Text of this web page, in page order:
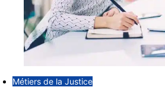
Métiers de la Justice